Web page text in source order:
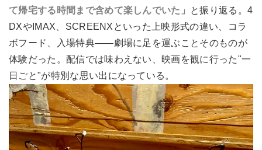
て帰宅する時間まで含めて楽しんでいた」
と振り返る。4
DXやIMAX、SCREENXといった上映形式の違い、コラ
ボフード、入場特典――劇場に足を運ぶことそのものが
体験だった。配信では味わえない、映画を観に行った"一
日ごと"が特別な思い出になっている。